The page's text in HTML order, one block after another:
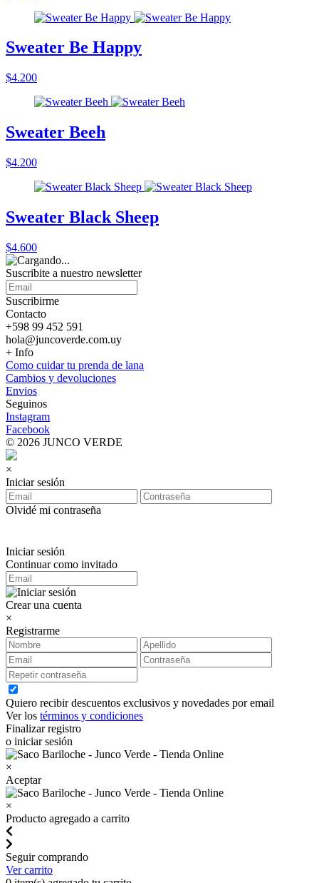
Sweater Be Happy
$4.200
Sweater Beeh
$4.200
Sweater Black Sheep
$4.600
Suscribite a nuestro newsletter
Suscribirme
Contacto
+598 99 452 591
hola@juncoverde.com.uy
+ Info
Como cuidar tu prenda de lana
Cambios y devoluciones
Envios
Seguinos
Instagram
Facebook
© 2026 JUNCO VERDE
×
Iniciar sesión
Olvidé mi contraseña
Iniciar sesión
Continuar como invitado
Crear una cuenta
×
Registrarme
Quiero recibir descuentos exclusivos y novedades por email
Ver los términos y condiciones
Finalizar registro
o iniciar sesión
×
Aceptar
×
Producto agregado a carrito
Seguir comprando
Ver carrito